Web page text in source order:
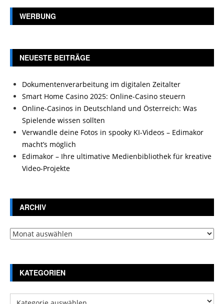
WERBUNG
NEUESTE BEITRÄGE
Dokumentenverarbeitung im digitalen Zeitalter
Smart Home Casino 2025: Online-Casino steuern
Online-Casinos in Deutschland und Österreich: Was
Spielende wissen sollten
Verwandle deine Fotos in spooky KI-Videos – Edimakor
macht’s möglich
Edimakor – Ihre ultimative Medienbibliothek für kreative
Video-Projekte
ARCHIV
Archiv
KATEGORIEN
Kategorien